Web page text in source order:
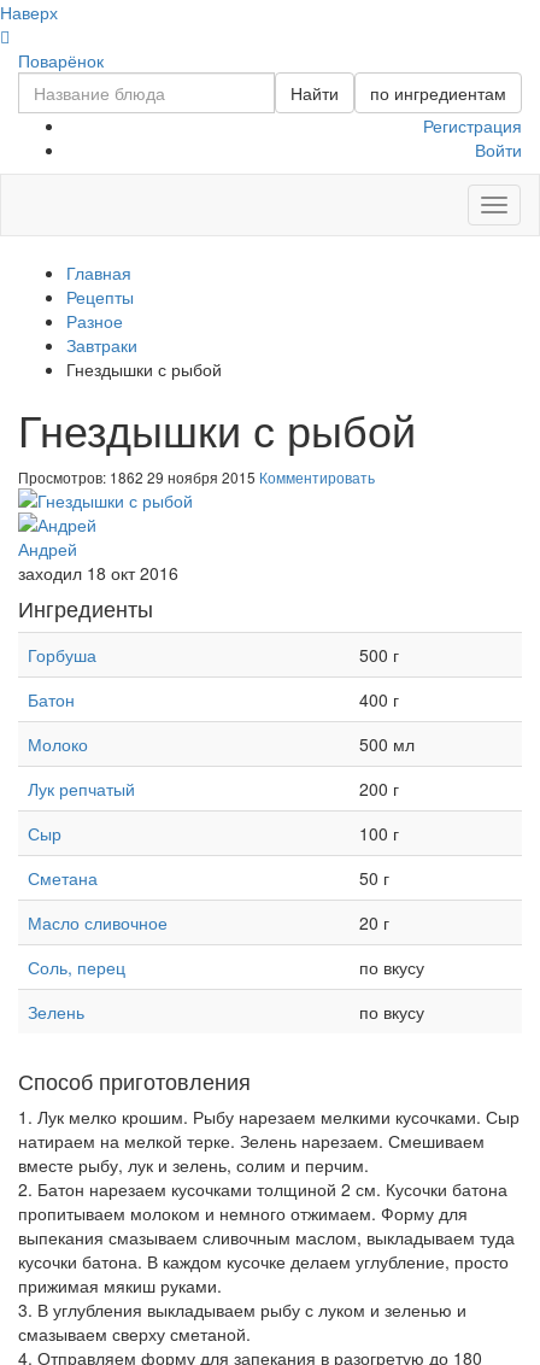
Наверх
Поварёнок
Найти
по ингредиентам
Регистрация
Войти
Главная
Рецепты
Разное
Завтраки
Гнездышки с рыбой
Гнездышки с рыбой
Просмотров: 1862 29 ноября 2015 Комментировать
Андрей
заходил 18 окт 2016
Ингредиенты
Горбуша
500 г
Батон
400 г
Молоко
500 мл
Лук репчатый
200 г
Сыр
100 г
Сметана
50 г
Масло сливочное
20 г
Соль, перец
по вкусу
Зелень
по вкусу
Способ приготовления
1. Лук мелко крошим. Рыбу нарезаем мелкими кусочками. Сыр
натираем на мелкой терке. Зелень нарезаем. Смешиваем
вместе рыбу, лук и зелень, солим и перчим.
2. Батон нарезаем кусочками толщиной 2 см. Кусочки батона
пропитываем молоком и немного отжимаем. Форму для
выпекания смазываем сливочным маслом, выкладываем туда
кусочки батона. В каждом кусочке делаем углубление, просто
прижимая мякиш руками.
3. В углубления выкладываем рыбу с луком и зеленью и
смазываем сверху сметаной.
4. Отправляем форму для запекания в разогретую до 180